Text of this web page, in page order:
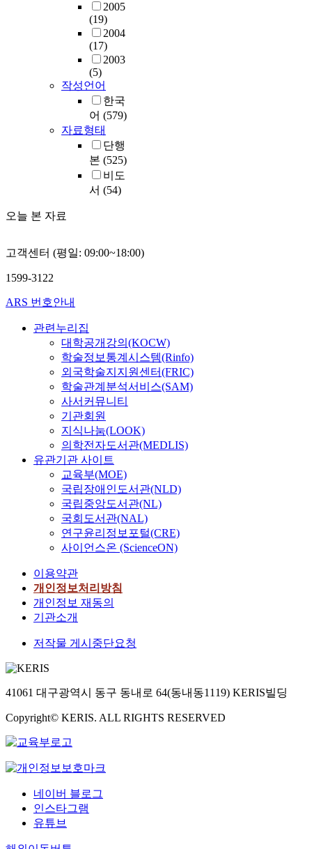
2005
(19)
2004
(17)
2003
(5)
작성언어
한국
어 (579)
자료형태
단행
본 (525)
비도
서 (54)
오늘 본 자료
고객센터 (평일: 09:00~18:00)
1599-3122
ARS 번호안내
관련누리집
대학공개강의(KOCW)
학술정보통계시스템(Rinfo)
외국학술지지원센터(FRIC)
학술관계분석서비스(SAM)
사서커뮤니티
기관회원
지식나눔(LOOK)
의학전자도서관(MEDLIS)
유관기관 사이트
교육부(MOE)
국립장애인도서관(NLD)
국립중앙도서관(NL)
국회도서관(NAL)
연구윤리정보포털(CRE)
사이언스온 (ScienceON)
이용약관
개인정보처리방침
개인정보 재동의
기관소개
저작물 게시중단요청
41061 대구광역시 동구 동내로 64(동내동1119) KERIS빌딩
Copyright© KERIS. ALL RIGHTS RESERVED
네이버 블로그
인스타그램
유튜브